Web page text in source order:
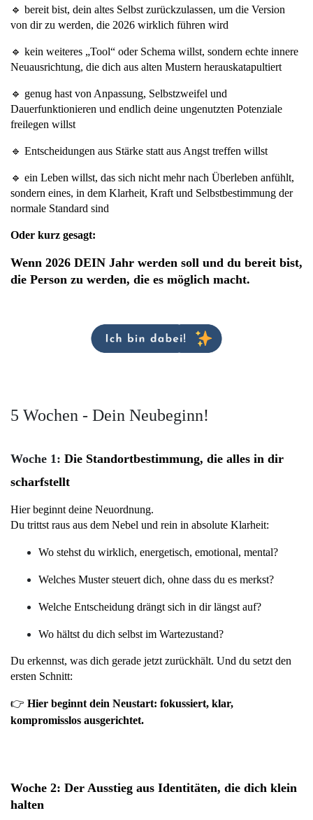
🔹 bereit bist, dein altes Selbst zurückzulassen, um die Version
von dir zu werden, die 2026 wirklich führen wird
🔹 kein weiteres „Tool“ oder Schema willst, sondern echte innere
Neuausrichtung, die dich aus alten Mustern herauskatapultiert
🔹 genug hast von Anpassung, Selbstzweifel und
Dauerfunktionieren und endlich deine ungenutzten Potenziale
freilegen willst
🔹 Entscheidungen aus Stärke statt aus Angst treffen willst
🔹 ein Leben willst, das sich nicht mehr nach Überleben anfühlt,
sondern eines, in dem Klarheit, Kraft und Selbstbestimmung der
normale Standard sind
Oder kurz gesagt:
Wenn 2026 DEIN Jahr werden soll und du bereit bist,
die Person zu werden, die es möglich macht.
5 Wochen - Dein Neubeginn!
Woche 1: Die Standortbestimmung, die alles in dir
scharfstellt
Hier beginnt deine Neuordnung.
Du trittst raus aus dem Nebel und rein in absolute Klarheit:
Wo stehst du wirklich, energetisch, emotional, mental?
Welches Muster steuert dich, ohne dass du es merkst?
Welche Entscheidung drängt sich in dir längst auf?
Wo hältst du dich selbst im Wartezustand?
Du erkennst, was dich gerade jetzt zurückhält. Und du setzt den
ersten Schnitt:
👉 Hier beginnt dein Neustart: fokussiert, klar,
kompromisslos ausgerichtet.
Woche 2: Der Ausstieg aus Identitäten, die dich klein
halten